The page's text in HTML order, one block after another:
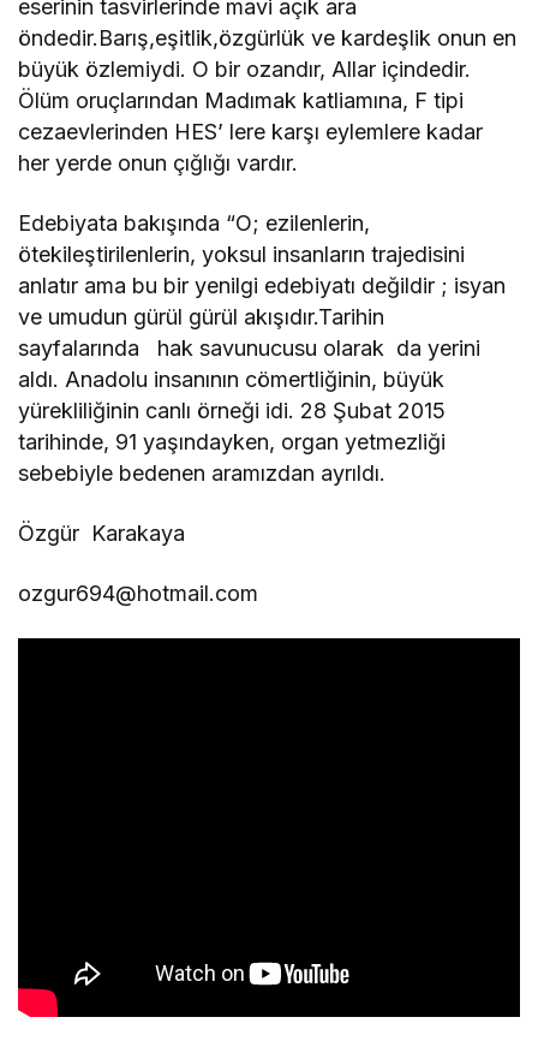
eserinin tasvirlerinde mavi açık ara
öndedir.Barış,eşitlik,özgürlük ve kardeşlik onun en
büyük özlemiydi. O bir ozandır, Allar içindedir.
Ölüm oruçlarından Madımak katliamına, F tipi
cezaevlerinden HES’ lere karşı eylemlere kadar
her yerde onun çığlığı vardır.
Edebiyata bakışında “O; ezilenlerin,
ötekileştirilenlerin, yoksul insanların trajedisini
anlatır ama bu bir yenilgi edebiyatı değildir ; isyan
ve umudun gürül gürül akışıdır.Tarihin
sayfalarında hak savunucusu olarak da yerini
aldı. Anadolu insanının cömertliğinin, büyük
yürekliliğinin canlı örneği idi. 28 Şubat 2015
tarihinde, 91 yaşındayken, organ yetmezliği
sebebiyle bedenen aramızdan ayrıldı.
Özgür Karakaya
ozgur694@hotmail.com